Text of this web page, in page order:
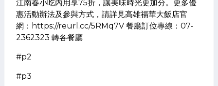
江南春小吃內用享75折，讓美味時光更加分。更多優
惠活動辦法及參與方式，請詳見高雄福華大飯店官
網：https://reurl.cc/5RMq7V 餐廳訂位專線：07-
2362323 轉各餐廳
#p2
#p3